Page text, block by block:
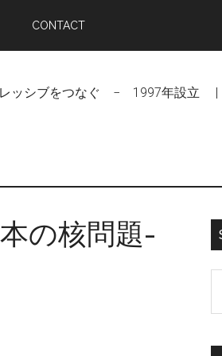
CONTACT
ッシブをつなぐ − 1997年設立 |
の核問題-